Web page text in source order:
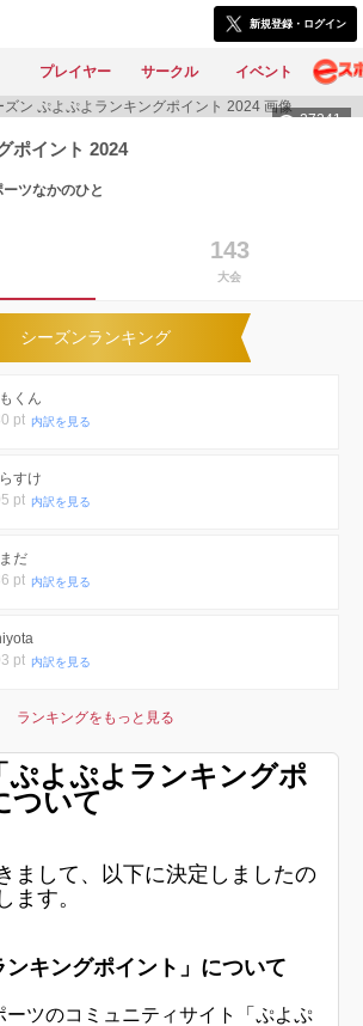
新規登録・ログイン
プレイヤー サークル イベント
27241
ポイント 2024
ツなかのひと
143
大会
シーズンランキング
くん
pt 内訳を見る
すけ
pt 内訳を見る
だ
pt 内訳を見る
pt 内訳を見る
ランキングをもっと見る
ぷよぷよランキングポ
ついて
まして、以下に決定しましたの
ます。
キングポイント」について
ーツのコミュニティサイト「ぷよぷ